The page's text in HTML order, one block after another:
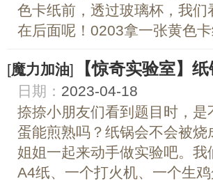
色卡纸前，透过玻璃杯，我
在后面呢！0203拿一张黄色
[魔力加油] 【惊奇实验室】
日期： 2023-04-18
捺捺小朋友们看到题目时，
蛋能煎熟吗？纸锅会不会被
姐姐一起来动手做实验吧。
A4纸、一个打火机、一个生